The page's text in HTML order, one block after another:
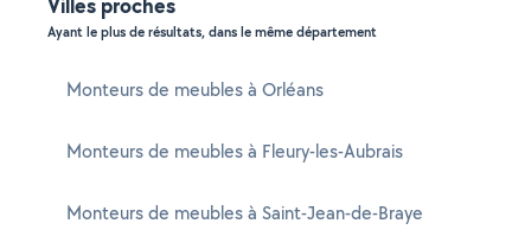
Ayant le plus de résultats, dans le même département
Monteurs de meubles à Orléans
Monteurs de meubles à Fleury-les-Aubrais
Monteurs de meubles à Saint-Jean-de-Braye